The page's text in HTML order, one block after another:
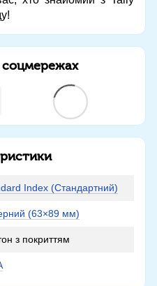
Index (Стандартний)
(63×89 мм)
з покриттям